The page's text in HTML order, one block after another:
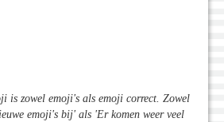
is zowel emoji's als emoji correct. Zowel
emoji's bij' als 'Er komen weer veel